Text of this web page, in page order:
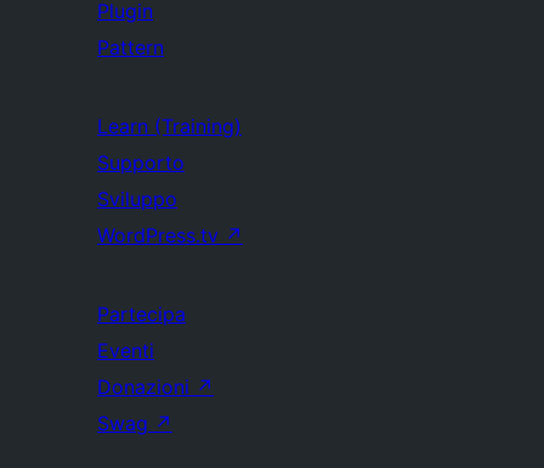
Plugin
Pattern
Learn (Training)
Supporto
Sviluppo
WordPress.tv ↗
Partecipa
Eventi
Donazioni ↗
Swag ↗